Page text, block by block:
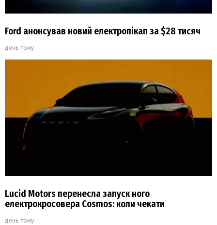
Ford анонсував новий електропікап за $28 тисяч
день тому
Lucid Motors перенесла запуск ного
електрокросовера Cosmos: коли чекати
день тому